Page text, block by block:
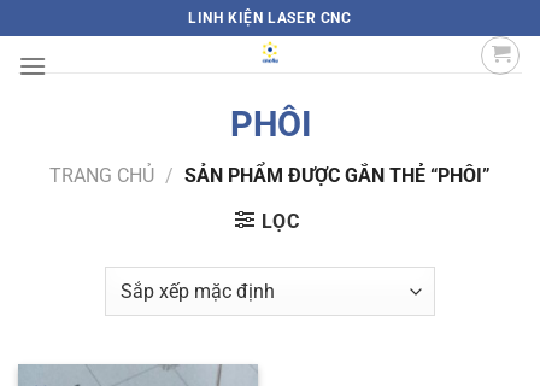
qua
nội
LINH KIỆN LASER CNC
PHÔI
TRANG CHỦ / SẢN PHẨM ĐƯỢC GẮN THẺ “PHÔI”
LỌC